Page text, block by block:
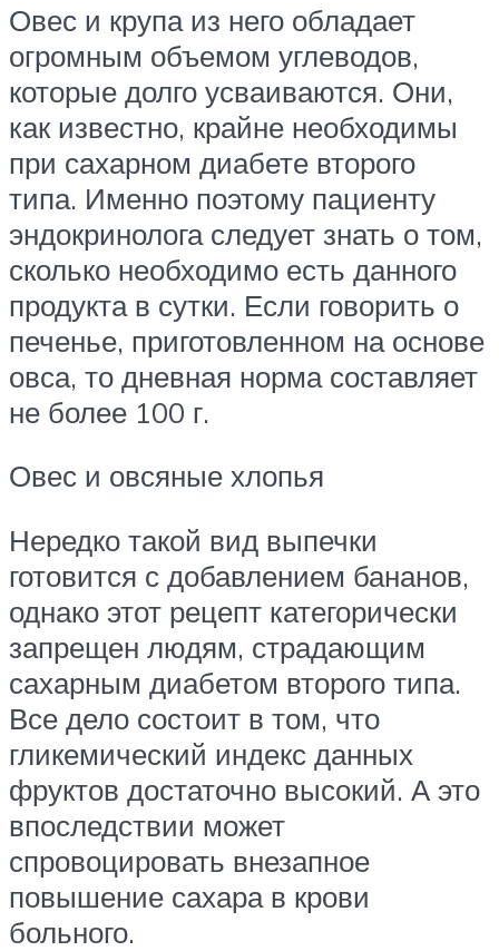
Овес и крупа из него обладает
огромным объемом углеводов,
которые долго усваиваются. Они,
как известно, крайне необходимы
при сахарном диабете второго
типа. Именно поэтому пациенту
эндокринолога следует знать о том,
сколько необходимо есть данного
продукта в сутки. Если говорить о
печенье, приготовленном на основе
овса, то дневная норма составляет
не более 100 г.
Овес и овсяные хлопья
Нередко такой вид выпечки
готовится с добавлением бананов,
однако этот рецепт категорически
запрещен людям, страдающим
сахарным диабетом второго типа.
Все дело состоит в том, что
гликемический индекс данных
фруктов достаточно высокий. А это
впоследствии может
спровоцировать внезапное
повышение сахара в крови
больного.